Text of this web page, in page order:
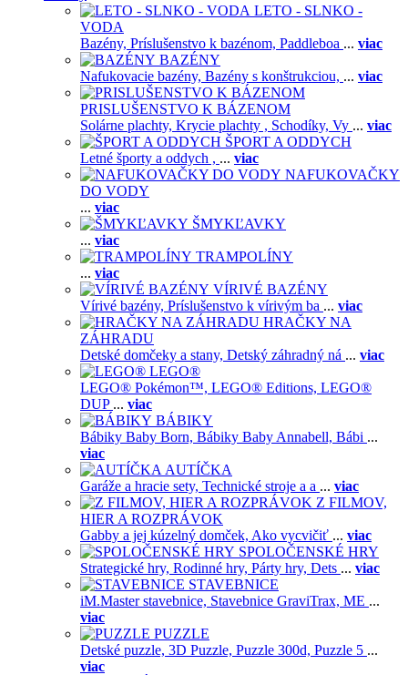
LETO - SLNKO -
VODA
Bazény, Príslušenstvo k bazénom, Paddleboa ... viac
BAZÉNY
Nafukovacie bazény, Bazény s konštrukciou, ... viac
PRISLUŠENSTVO K BÁZENOM
Solárne plachty, Krycie plachty , Schodíky, Vy ... viac
ŠPORT A ODDYCH
Letné športy a oddych , ... viac
NAFUKOVAČKY
DO VODY
... viac
ŠMYKĽAVKY
... viac
TRAMPOLÍNY
... viac
VÍRIVÉ BAZÉNY
Vírivé bazény, Príslušenstvo k vírivým ba ... viac
HRAČKY NA
ZÁHRADU
Detské domčeky a stany, Detský záhradný ná ... viac
LEGO®
LEGO® Pokémon™, LEGO® Editions, LEGO®
DUP ... viac
BÁBIKY
Bábiky Baby Born, Bábiky Baby Annabell, Bábi ...
viac
AUTÍČKA
Garáže a hracie sety, Technické stroje a a ... viac
Z FILMOV,
HIER A ROZPRÁVOK
Gabby a jej kúzelný domček, Ako vycvičiť ... viac
SPOLOČENSKÉ HRY
Strategické hry, Rodinné hry, Párty hry, Dets ... viac
STAVEBNICE
iM.Master stavebnice, Stavebnice GraviTrax, ME ...
viac
PUZZLE
Detské puzzle, 3D Puzzle, Puzzle 300d, Puzzle 5 ...
viac